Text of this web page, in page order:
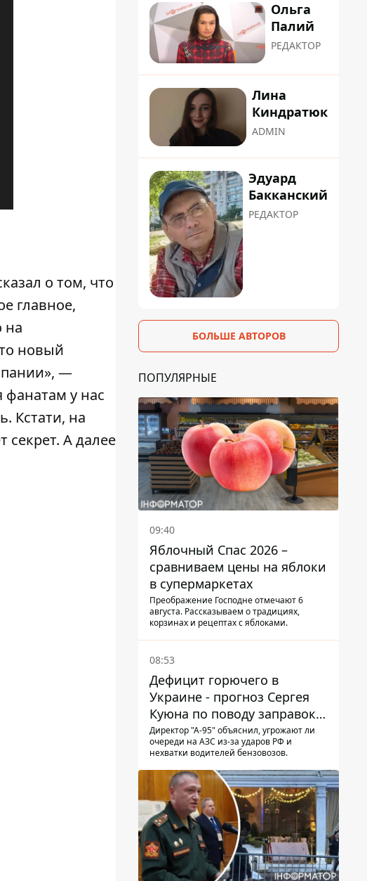
о том, что
главное,
на
новый
—
фанатам у нас
Кстати, на
секрет. А далее
Ольга
Палий
РЕДАКТОР
Лина
Киндратюк
ADMIN
Эдуард
Бакканский
РЕДАКТОР
БОЛЬШЕ АВТОРОВ
ПОПУЛЯРНЫЕ
09:40
Яблочный Спас 2026 –
сравниваем цены на яблоки
в супермаркетах
Преображение Господне отмечают 6
августа. Рассказываем о традициях,
корзинах и рецептах с яблоками.
08:53
Дефицит горючего в
Украине - прогноз Сергея
Куюна по поводу заправок и
очередей
Директор "А-95" объяснил, угрожают ли
очереди на АЗС из-за ударов РФ и
нехватки водителей бензовозов.